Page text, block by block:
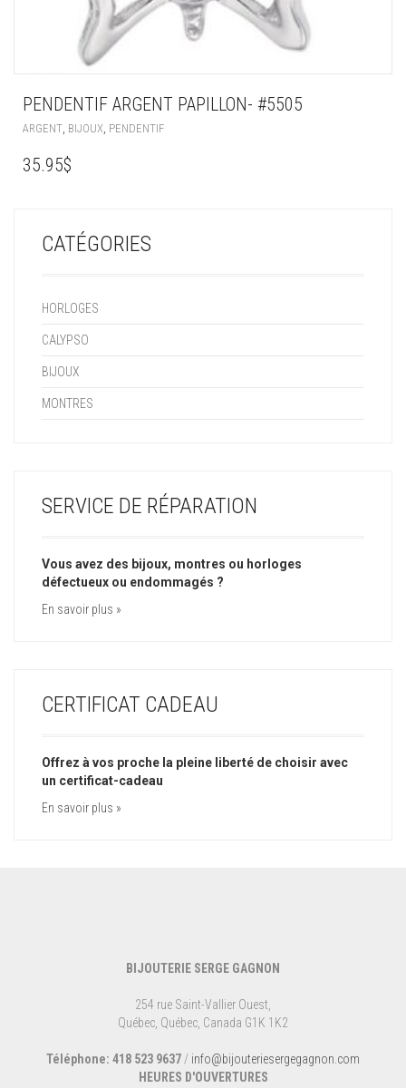
PENDENTIF ARGENT PAPILLON- #5505
ARGENT, BIJOUX, PENDENTIF
35.95$
CATÉGORIES
HORLOGES
CALYPSO
BIJOUX
MONTRES
SERVICE DE RÉPARATION
Vous avez des bijoux, montres ou horloges
défectueux ou endommagés ?
En savoir plus »
CERTIFICAT CADEAU
Offrez à vos proche la pleine liberté de choisir avec
un certificat-cadeau
En savoir plus »
BIJOUTERIE SERGE GAGNON
254 rue Saint-Vallier Ouest,
Québec, Québec, Canada G1K 1K2
Téléphone: 418 523 9637/ info@bijouteriesergegagnon.com
HEURES D'OUVERTURES